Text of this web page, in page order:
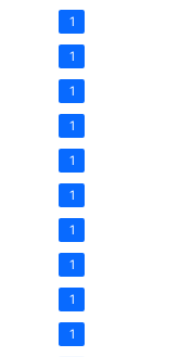
1
1
1
1
1
1
1
1
1
1